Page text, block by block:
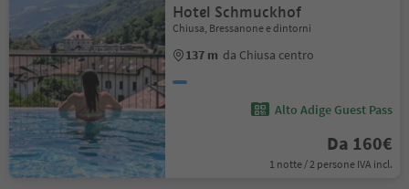
Hotel Schmuckhof
Chiusa, Bressanone e dintorni
137 m da Chiusa centro
Alto Adige Guest Pass
Da 160€
1 notte / 2 persone IVA incl.